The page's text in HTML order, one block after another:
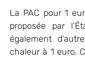
La PAC pour 1
proposée par
également
chaleur à 1 euro.